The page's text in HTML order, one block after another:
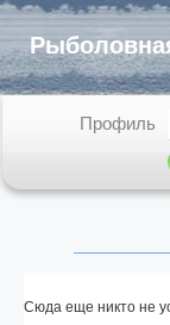
Профиль
Сюда еще никто не